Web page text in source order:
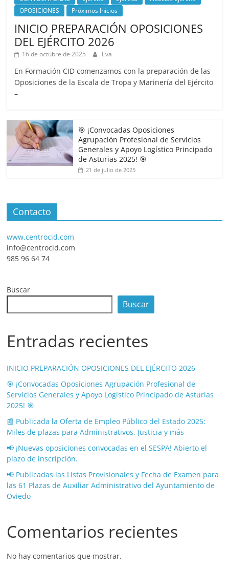
OPOSICIONES
Próximos Inicios
INICIO PREPARACIÓN OPOSICIONES
DEL EJÉRCITO 2026
16 de octubre de 2025 Eva
En Formación CID comenzamos con la preparación de las
Oposiciones de la Escala de Tropa y Marinería del Ejército
–
🎯 ¡Convocadas Oposiciones
Agrupación Profesional de Servicios
Generales y Apoyo Logístico Principado
de Asturias 2025! 🎯
21 de julio de 2025
Contacto
www.centrocid.com
info@centrocid.com
985 96 64 74
Buscar
Buscar
Entradas recientes
INICIO PREPARACIÓN OPOSICIONES DEL EJÉRCITO 2026
🎯 ¡Convocadas Oposiciones Agrupación Profesional de
Servicios Generales y Apoyo Logístico Principado de Asturias
2025! 🎯
📰 Publicada la Oferta de Empleo Público del Estado 2025:
Miles de plazas para Administrativos, Justicia y más
📢 ¡Nuevas oposiciones convocadas en el SESPA! Abierto el
plazo de inscripción.
📢 Publicadas las Listas Provisionales y Fecha de Examen para
las 61 Plazas de Auxiliar Administrativo del Ayuntamiento de
Oviedo
Comentarios recientes
No hay comentarios que mostrar.